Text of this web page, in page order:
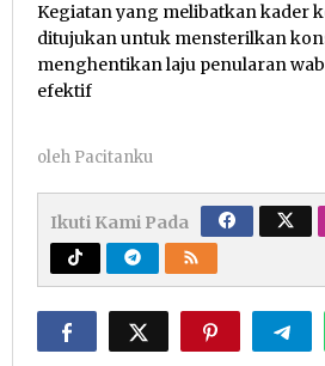
Kegiatan yang melibatkan kader
ditujukan untuk mensterilkan
menghentikan laju penularan
efektif
oleh Pacitanku
Ikuti Kami Pada